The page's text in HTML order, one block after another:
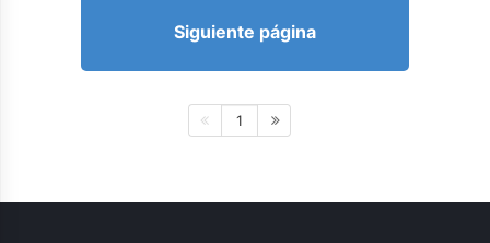
Siguiente página
1